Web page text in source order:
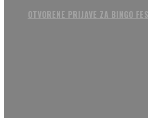
OTVORENE PRIJAVE ZA BINGO